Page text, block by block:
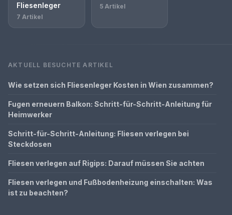
Fliesenleger
7 Artikel
5 Artikel
AKTUELL BESUCHTE ARTIKEL
Wie setzen sich Fliesenleger Kosten in Wien zusammen?
Fugen erneuern Balkon: Schritt-für-Schritt-Anleitung für
Heimwerker
Schritt-für-Schritt-Anleitung: Fliesen verlegen bei
Steckdosen
Fliesen verlegen auf Rigips: Darauf müssen Sie achten
Fliesen verlegen und Fußbodenheizung einschalten: Was
ist zu beachten?